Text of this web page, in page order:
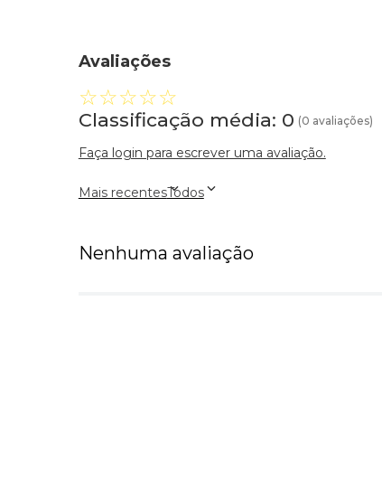
Avaliações
☆☆☆☆☆
Classificação média: 0 (0 avaliações)
Faça login para escrever uma avaliação.
Mais recentesTodos
Nenhuma avaliação